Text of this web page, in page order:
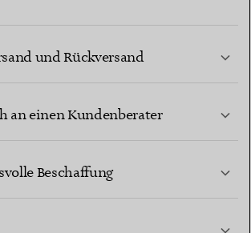
und Rückversand
an einen Kundenberater
Beschaffung